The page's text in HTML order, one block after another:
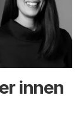
innen